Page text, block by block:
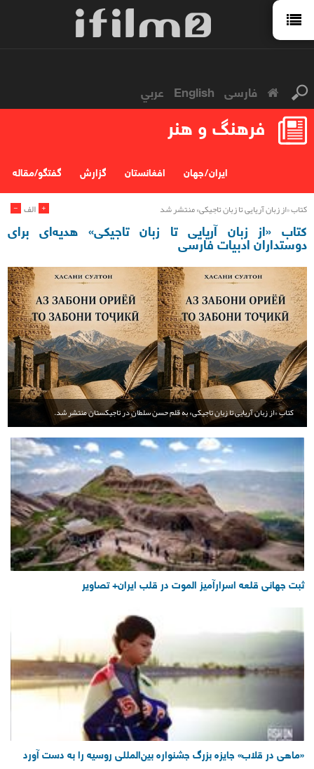
فارسی English عربي
فرهنگ و هنر
گفتگو/مقاله گزارش افغانستان ایران / جهان
کتاب «از زبان آریایی تا زبان تاجیکی» منتشر شد - الف +
کتاب «از زبان آریایی تا زبان تاجیکی» هدیه‌ای برای
دوستداران ادبیات فارسی
کتاب «از زبان آریایی تا زبان تاجیکی» به قلم حسن سلطان در تاجیکستان منتشر شد.
ثبت جهانی قلعه اسرارآمیز الموت در قلب ایران+ تصاویر
«ماهی در قلاب» جایزه بزرگ جشنواره بین‌المللی روسیه را به دست آورد